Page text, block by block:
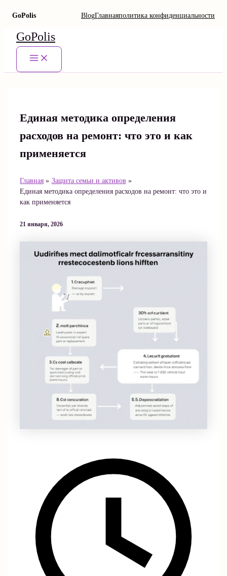
GoPolis BlogГлавнаяполитика конфиденциальности
Перейти
содержимому
GoPolis
Main
Единая методика определения
расходов на ремонт: что это и как
применяется
Главная
Защита семьи и активов
Единая методика определения расходов на ремонт: что это и
как применяется
21 января, 2026